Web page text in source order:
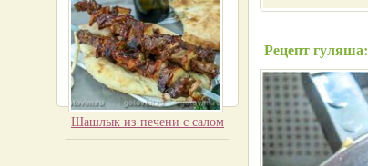
Шашлык из печени с салом
Рецепт гуляша: